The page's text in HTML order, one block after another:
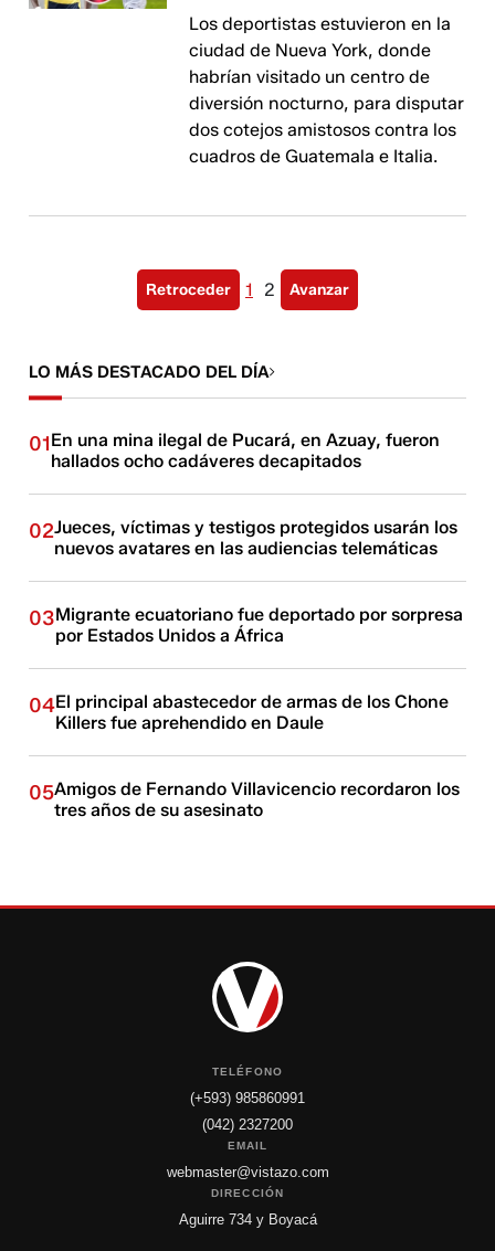
Los deportistas estuvieron en la
ciudad de Nueva York, donde
habrían visitado un centro de
diversión nocturno, para disputar
dos cotejos amistosos contra los
cuadros de Guatemala e Italia.
Retroceder 1 2 Avanzar
LO MÁS DESTACADO DEL DÍA
01En una mina ilegal de Pucará, en Azuay, fueron
hallados ocho cadáveres decapitados
02Jueces, víctimas y testigos protegidos usarán los
nuevos avatares en las audiencias telemáticas
03Migrante ecuatoriano fue deportado por sorpresa
por Estados Unidos a África
04El principal abastecedor de armas de los Chone
Killers fue aprehendido en Daule
05Amigos de Fernando Villavicencio recordaron los
tres años de su asesinato
TELÉFONO
(+593) 985860991
(042) 2327200
EMAIL
webmaster@vistazo.com
DIRECCIÓN
Aguirre 734 y Boyacá